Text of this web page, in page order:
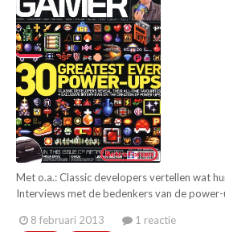
Met o.a.: Classic developers vertellen wat
Interviews met de bedenkers van de
Top rarest games en "jewel in the crown",
8 februari 2013 1 reactie